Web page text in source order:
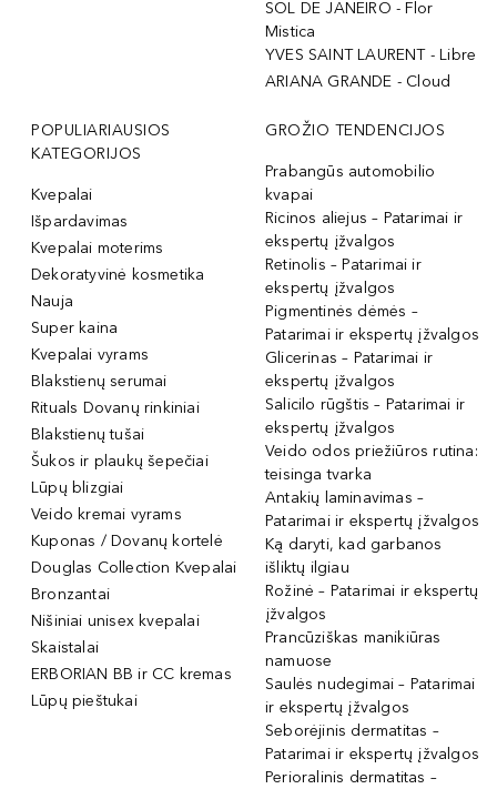
SOL DE JANEIRO - Flor
Mistica
YVES SAINT LAURENT - Libre
ARIANA GRANDE - Cloud
POPULIARIAUSIOS
KATEGORIJOS
Kvepalai
Išpardavimas
Kvepalai moterims
Dekoratyvinė kosmetika
Nauja
Super kaina
Kvepalai vyrams
Blakstienų serumai
Rituals Dovanų rinkiniai
Blakstienų tušai
Šukos ir plaukų šepečiai
Lūpų blizgiai
Veido kremai vyrams
Kuponas / Dovanų kortelė
Douglas Collection Kvepalai
Bronzantai
Nišiniai unisex kvepalai
Skaistalai
ERBORIAN BB ir CC kremas
Lūpų pieštukai
GROŽIO TENDENCIJOS
Prabangūs automobilio
kvapai
Ricinos aliejus – Patarimai ir
ekspertų įžvalgos
Retinolis – Patarimai ir
ekspertų įžvalgos
Pigmentinės dėmės –
Patarimai ir ekspertų įžvalgos
Glicerinas – Patarimai ir
ekspertų įžvalgos
Salicilo rūgštis – Patarimai ir
ekspertų įžvalgos
Veido odos priežiūros rutina:
teisinga tvarka
Antakių laminavimas –
Patarimai ir ekspertų įžvalgos
Ką daryti, kad garbanos
išliktų ilgiau
Rožinė – Patarimai ir ekspertų
įžvalgos
Prancūziškas manikiūras
namuose
Saulės nudegimai – Patarimai
ir ekspertų įžvalgos
Seborėjinis dermatitas –
Patarimai ir ekspertų įžvalgos
Perioralinis dermatitas –